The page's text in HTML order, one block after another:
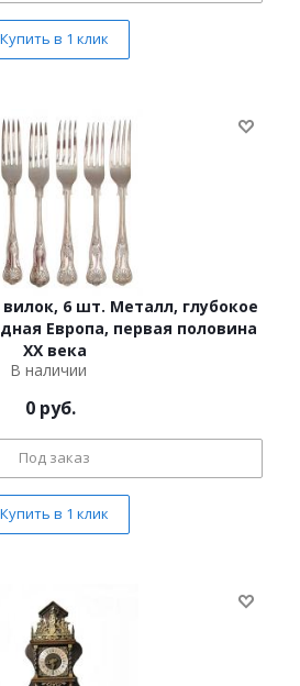
Купить в 1 клик
6 шт. Металл, глубокое
Европа, первая половина
ХХ века
В наличии
0 руб.
Под заказ
Купить в 1 клик